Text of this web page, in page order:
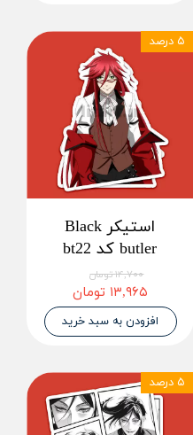
استیکر Black
butler کد bt22
۱۴,۷۰۰ تومان
۱۳,۹۶۵ تومان
افزودن به سبد خرید
۵ درصد
۵ درصد